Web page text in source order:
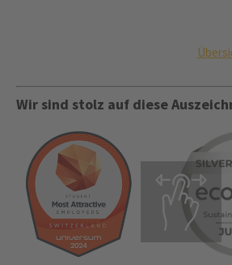
Wir sind stolz auf diese